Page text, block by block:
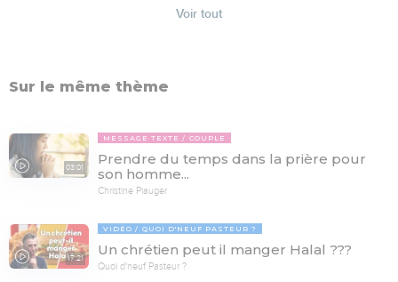
Voir tout
Sur le même thème
03:01
MESSAGE TEXTE COUPLE
Prendre du temps dans la prière pour
son homme...
Christine Piauger
17:21
VIDÉO QUOI D'NEUF PASTEUR ?
Un chrétien peut il manger Halal ???
Quoi d'neuf Pasteur ?